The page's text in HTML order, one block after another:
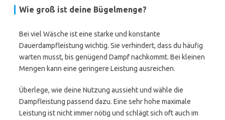
Wie groß ist deine Bügelmenge?
Bei viel Wäsche ist eine starke und konstante
Dauerdampfleistung wichtig. Sie verhindert, dass du häufig
warten musst, bis genügend Dampf nachkommt. Bei kleinen
Mengen kann eine geringere Leistung ausreichen.
Überlege, wie deine Nutzung aussieht und wähle die
Dampfleistung passend dazu. Eine sehr hohe maximale
Leistung ist nicht immer nötig und schlägt sich oft auch im